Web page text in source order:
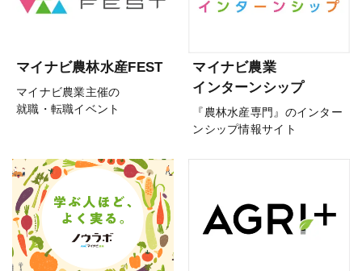
マイナビ農林水産FEST
マイナビ農業主催の
就職・転職イベント
マイナビ農業
インターンシップ
『農林水産専門』のインター
ンシップ情報サイト